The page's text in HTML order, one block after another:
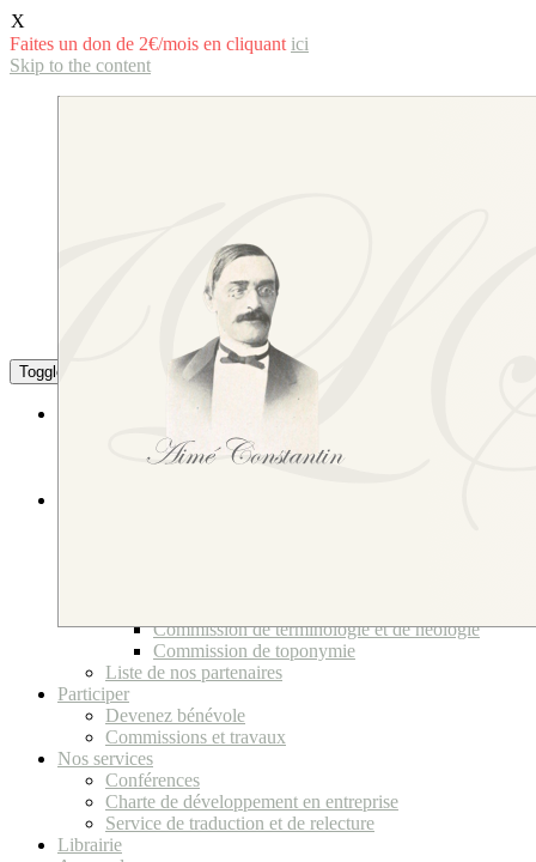
X
Faites un don de 2€/mois en cliquant ici
Skip to the content
Toggle the mobile menu Toggle the search field
La langue savoyarde
Littérature
L’écriture de la langue savoyarde
Commission de terminologie et de néologie
Commission de toponymie
Liste de nos partenaires
Participer
Devenez bénévole
Commissions et travaux
Nos services
Conférences
Charte de développement en entreprise
Service de traduction et de relecture
Librairie